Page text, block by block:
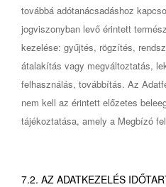
továbbá adótanácsadáshoz
jogviszonyban levő érintett
kezelése: gyűjtés, rögzítés,
átalakítás vagy megváltoztatás,
felhasználás, továbbítás. Az
nem kell az érintett előzetes
tájékoztatása, amely a Megbízó
7.2. AZ ADATKEZELÉS